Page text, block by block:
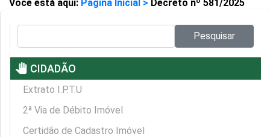
Você está aqui: Pagina Inicial > Decreto nº 581/2025
Pesquisar
pan_tool CIDADÃO
Extrato I.P.T.U
2ª Via de Débito Imóvel
Certidão de Cadastro Imóvel